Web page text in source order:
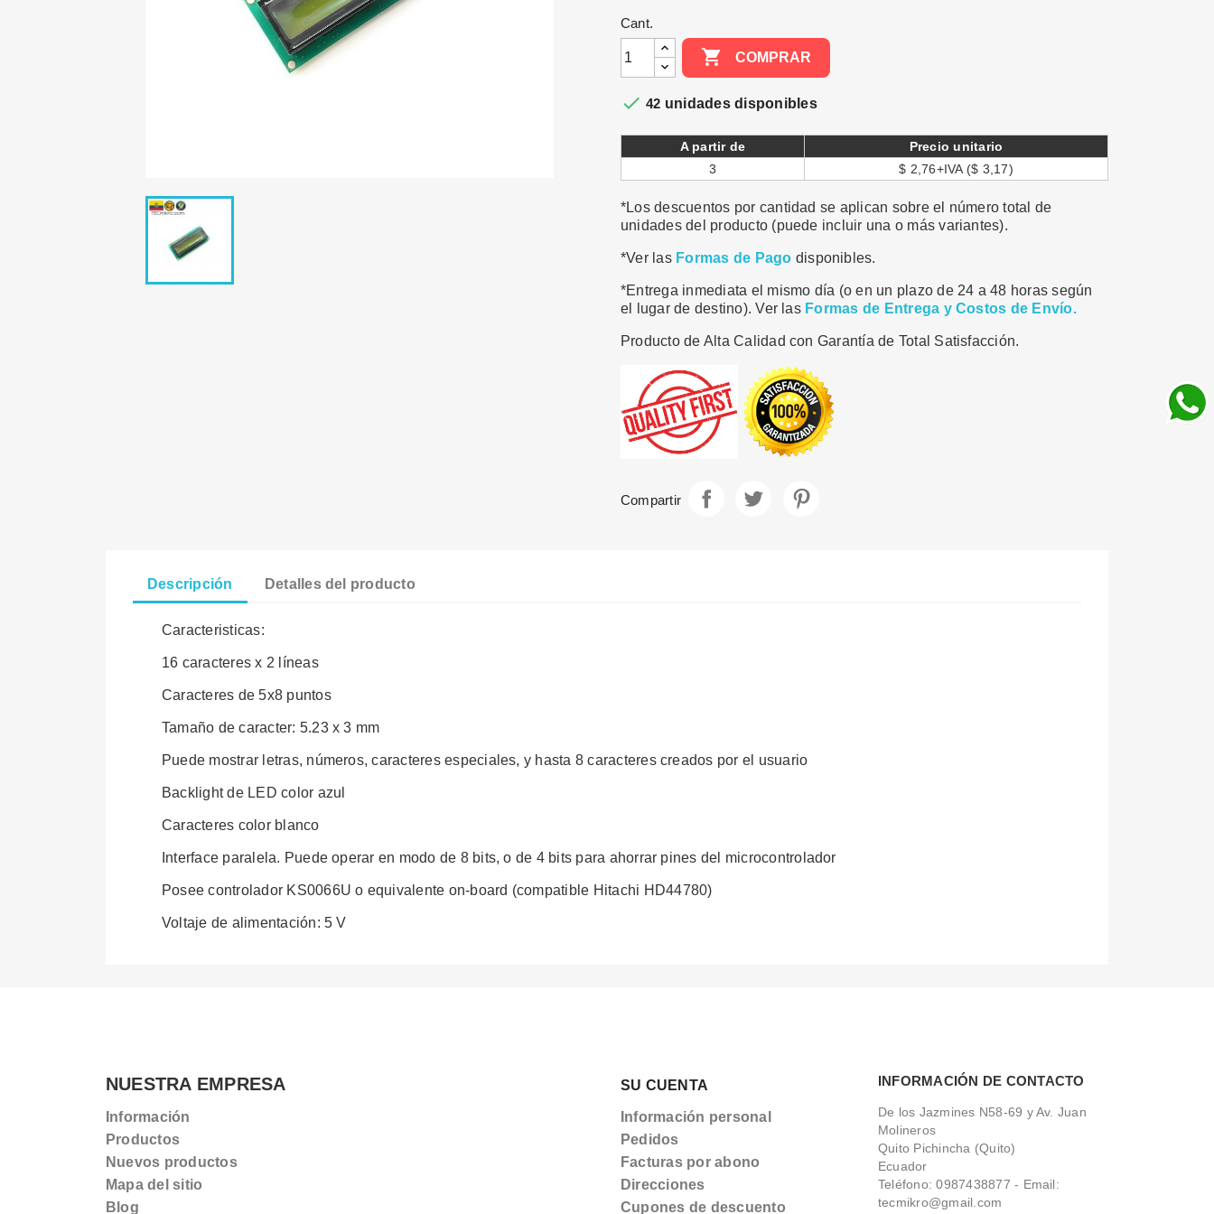
Cant.
 COMPRAR
 42 unidades disponibles
A partir de
Precio unitario
3
$ 2,76+IVA ($ 3,17)
*Los descuentos por cantidad se aplican sobre el número total de
unidades del producto (puede incluir una o más variantes).
*Ver las Formas de Pago disponibles.
*Entrega inmediata el mismo día (o en un plazo de 24 a 48 horas según
el lugar de destino). Ver las Formas de Entrega y Costos de Envío.
Producto de Alta Calidad con Garantía de Total Satisfacción.
Compartir
Descripción Detalles del producto
Caracteristicas:
16 caracteres x 2 líneas
Caracteres de 5x8 puntos
Tamaño de caracter: 5.23 x 3 mm
Puede mostrar letras, números, caracteres especiales, y hasta 8 caracteres creados por el usuario
Backlight de LED color azul
Caracteres color blanco
Interface paralela. Puede operar en modo de 8 bits, o de 4 bits para ahorrar pines del microcontrolador
Posee controlador KS0066U o equivalente on-board (compatible Hitachi HD44780)
Voltaje de alimentación: 5 V
NUESTRA EMPRESA
Información
Productos
Nuevos productos
Mapa del sitio
Blog
SU CUENTA
Información personal
Pedidos
Facturas por abono
Direcciones
Cupones de descuento
INFORMACIÓN DE CONTACTO
De los Jazmines N58-69 y Av. Juan
Molineros
Quito Pichincha (Quito)
Ecuador
Teléfono:0987438877 - Email:
tecmikro@gmail.com